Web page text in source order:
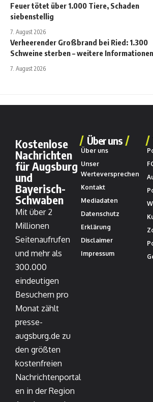
Feuer tötet über 1.000 Tiere, Schaden
siebenstellig
7. August 2026
Verheerender Großbrand bei Ried: 1.300
Schweine sterben – weitere Informationen
7. August 2026
Kostenlose
Nachrichten
für Augsburg
und
Bayerisch-
Schwaben
Mit über 2
Millionen
Seitenaufrufen
und mehr als
300.000
eindeutigen
Besuchern pro
Monat zählt
presse-
augsburg.de zu
den größten
kostenfreien
Nachrichtenportal
en in der Region
Über uns
Über uns
Unser
Werteversprechen
Kontakt
Mediadaten
Datenschutz
Erklärung
Disclaimer
Impressum